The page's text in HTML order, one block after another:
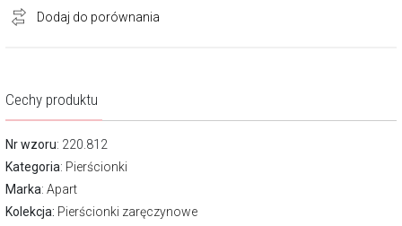
Dodaj do porównania
Cechy produktu
Nr wzoru: 220.812
Kategoria: Pierścionki
Marka: Apart
Kolekcja: Pierścionki zaręczynowe